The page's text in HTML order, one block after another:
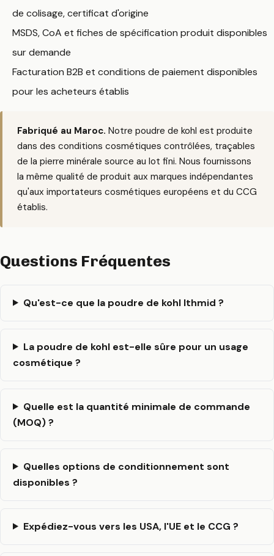
de colisage, certificat d'origine
MSDS, CoA et fiches de spécification produit disponibles
sur demande
Facturation B2B et conditions de paiement disponibles
pour les acheteurs établis
Fabriqué au Maroc. Notre poudre de kohl est produite
dans des conditions cosmétiques contrôlées, traçables
de la pierre minérale source au lot fini. Nous fournissons
la même qualité de produit aux marques indépendantes
qu'aux importateurs cosmétiques européens et du CCG
établis.
Questions Fréquentes
Qu'est-ce que la poudre de kohl Ithmid ?
La poudre de kohl est-elle sûre pour un usage
cosmétique ?
Quelle est la quantité minimale de commande
(MOQ) ?
Quelles options de conditionnement sont
disponibles ?
Expédiez-vous vers les USA, l'UE et le CCG ?